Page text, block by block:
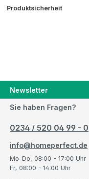
Produktsicherheit
Newsletter
Sie haben Fragen?
0234 / 520 04 99 - 0
info@homeperfect.de
Mo-Do, 08:00 - 17:00 Uhr
Fr, 08:00 - 14:00 Uhr